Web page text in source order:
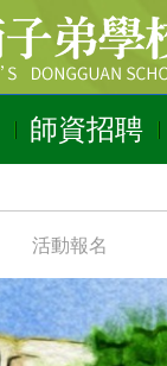
師資招聘
活動報名